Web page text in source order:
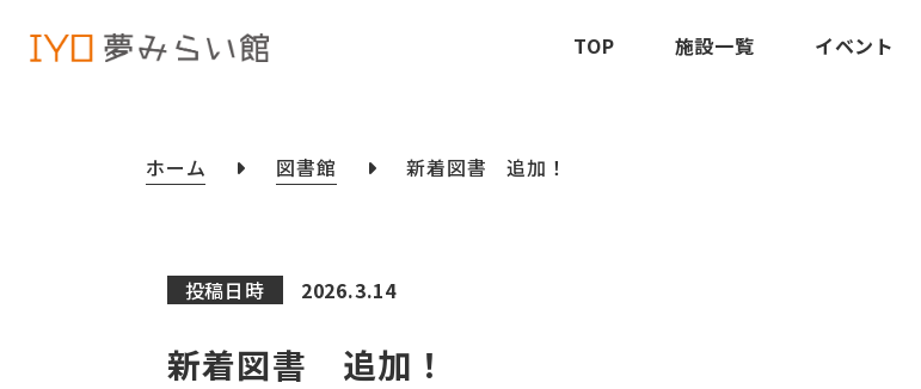
TOP 施設一覧 イベント
ホーム 図書館 新着図書 追加！
投稿日時 2026.3.14
新着図書 追加！